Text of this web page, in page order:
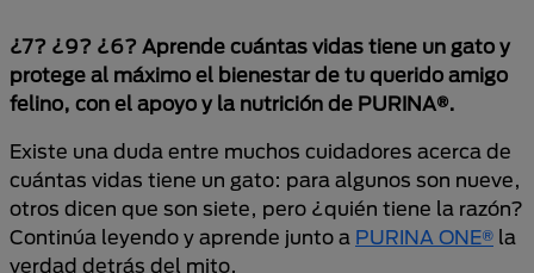
¿7? ¿9? ¿6? Aprende cuántas vidas tiene un gato y
protege al máximo el bienestar de tu querido amigo
felino, con el apoyo y la nutrición de PURINA®.
Existe una duda entre muchos cuidadores acerca de
cuántas vidas tiene un gato: para algunos son nueve,
otros dicen que son siete, pero ¿quién tiene la razón?
Continúa leyendo y aprende junto a PURINA ONE® la
verdad detrás del mito.